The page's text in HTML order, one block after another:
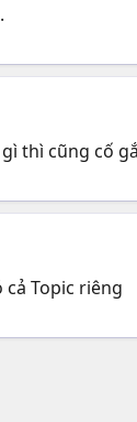
gì thì cũng cố
cả Topic riêng